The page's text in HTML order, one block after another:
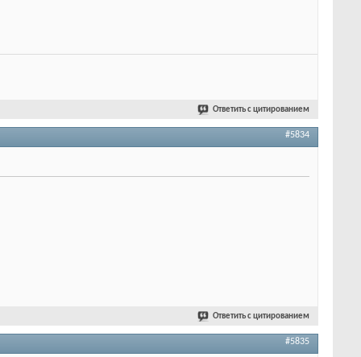
Ответить с цитированием
#5834
Ответить с цитированием
#5835